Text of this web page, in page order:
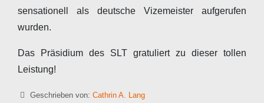
sensationell als deutsche Vizemeister aufgerufen
wurden.
Das Präsidium des SLT gratuliert zu dieser tollen
Leistung!
DetailsGeschrieben von: Cathrin A. Lang